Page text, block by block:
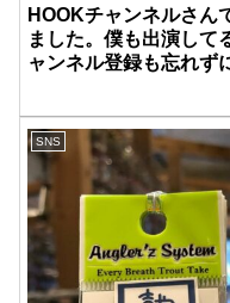
HOOKチャンネルさん
ました。僕も出演して
ャンネル登録も忘れず
SNS